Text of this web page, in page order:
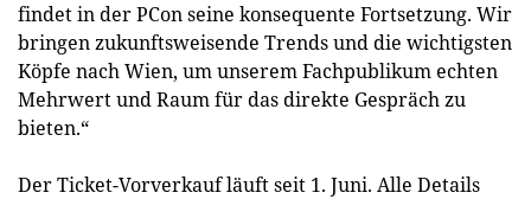
findet in der PCon seine konsequente Fortsetzung. Wir
bringen zukunftsweisende Trends und die wichtigsten
Köpfe nach Wien, um unserem Fachpublikum echten
Mehrwert und Raum für das direkte Gespräch zu
bieten.“
Der Ticket-Vorverkauf läuft seit 1. Juni. Alle Details